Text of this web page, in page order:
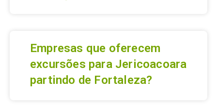
Empresas que oferecem
excursões para Jericoacoara
partindo de Fortaleza?